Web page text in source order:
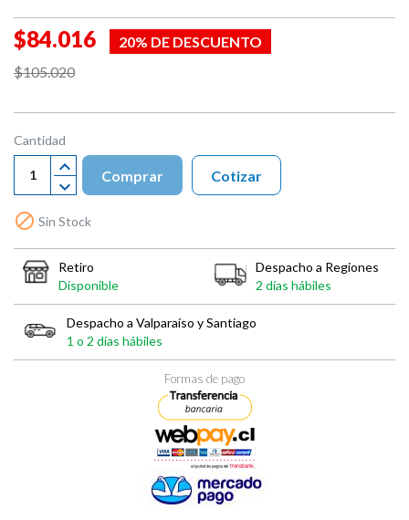
$84.016
20% DE DESCUENTO
$105.020
Cantidad
Comprar
 Sin Stock
Cotizar
Retiro
Disponible
Despacho a Regiones
2 días hábiles
Despacho a Valparaíso y Santiago
1 o 2 días hábiles
Formas de pago